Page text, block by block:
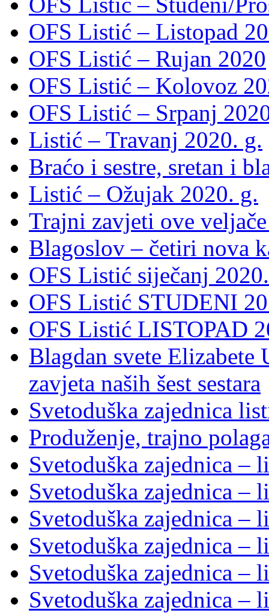
OFS Listić – Listopad
OFS Listić – Rujan 2020
OFS Listić – Kolovoz
OFS Listić – Srpanj
Listić – Travanj 2020. g.
Braćo i sestre, sretan i
Listić – Ožujak 2020. g.
Trajni zavjeti ove
Blagoslov – četiri nova
OFS Listić siječanj
OFS Listić STUDENI
OFS Listić LISTOPAD
Blagdan svete
zavjeta naših šest sestara
Svetoduška zajednica
Produženje, trajno
Svetoduška zajednica –
Svetoduška zajednica –
Svetoduška zajednica –
Svetoduška zajednica –
Svetoduška zajednica –
Svetoduška zajednica –